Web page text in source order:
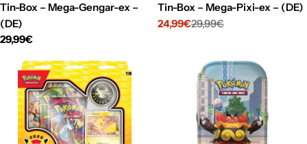
Tin-Box – Mega-Gengar-ex –
(DE)
Regulärer
29,99€
Tin-Box – Mega-Pixi-ex – (DE)
Verkaufspreis
24,99€
Regulärer29,99€